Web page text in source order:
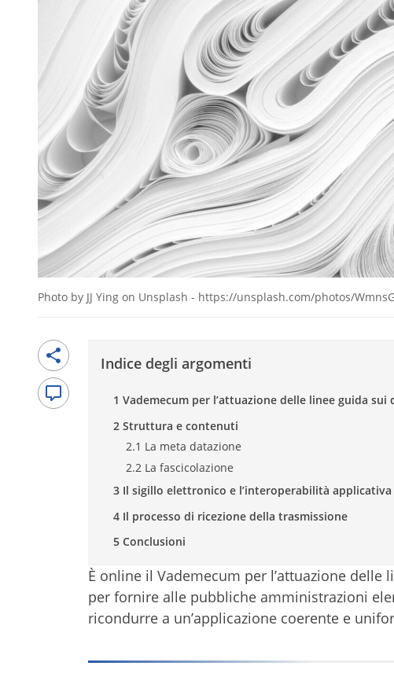
Photo by JJ Ying on Unsplash - https://unsplash.com/photos/
Indice degli argomenti
1 Vademecum per l’attuazione delle linee guida
2 Struttura e contenuti
2.1 La meta datazione
2.2 La fascicolazione
3 Il sigillo elettronico e l’interoperabilità
4 Il processo di ricezione della trasmissione
5 Conclusioni
È online il Vademecum per l’attuazione
per fornire alle pubbliche amministrazioni
ricondurre a un’applicazione coerente e